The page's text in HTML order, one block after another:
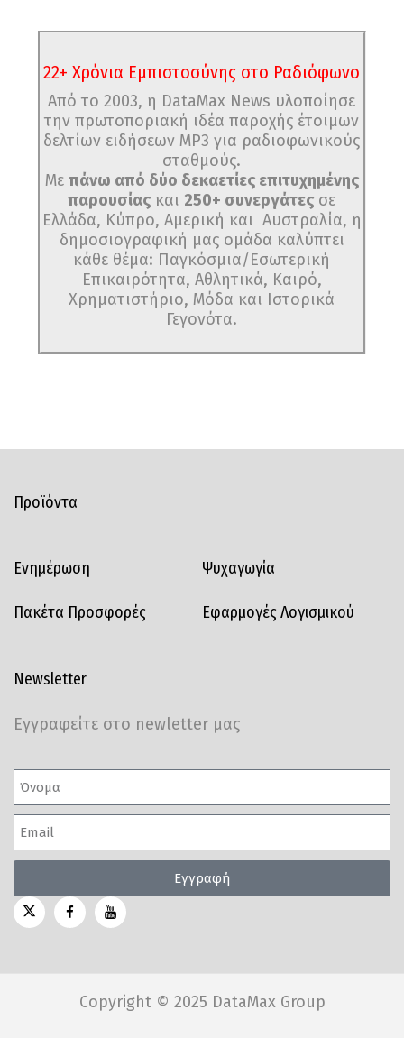
22+ Χρόνια Εμπιστοσύνης στο Ραδιόφωνο
Από το 2003, η DataMax News υλοποίησε
την πρωτοποριακή ιδέα παροχής έτοιμων
δελτίων ειδήσεων MP3 για ραδιοφωνικούς
σταθμούς.
Με πάνω από δύο δεκαετίες επιτυχημένης
παρουσίας και 250+ συνεργάτες σε
Ελλάδα, Κύπρο, Αμερική και Αυστραλία, η
δημοσιογραφική μας ομάδα καλύπτει
κάθε θέμα: Παγκόσμια/Εσωτερική
Επικαιρότητα, Αθλητικά, Καιρό,
Χρηματιστήριο, Μόδα και Ιστορικά
Γεγονότα.
Προϊόντα
Ενημέρωση Ψυχαγωγία
Πακέτα Προσφορές Εφαρμογές Λογισμικού
Newsletter
Εγγραφείτε στο newletter μας
Εγγραφή
Copyright © 2025 DataMax Group